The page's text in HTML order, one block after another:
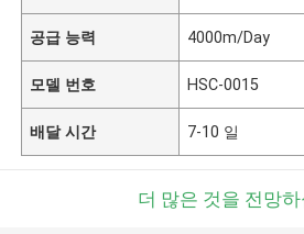
공급 능력 4000m/Day
모델 번호 HSC-0015
배달 시간 7-10 일
더 많은 것을 전망